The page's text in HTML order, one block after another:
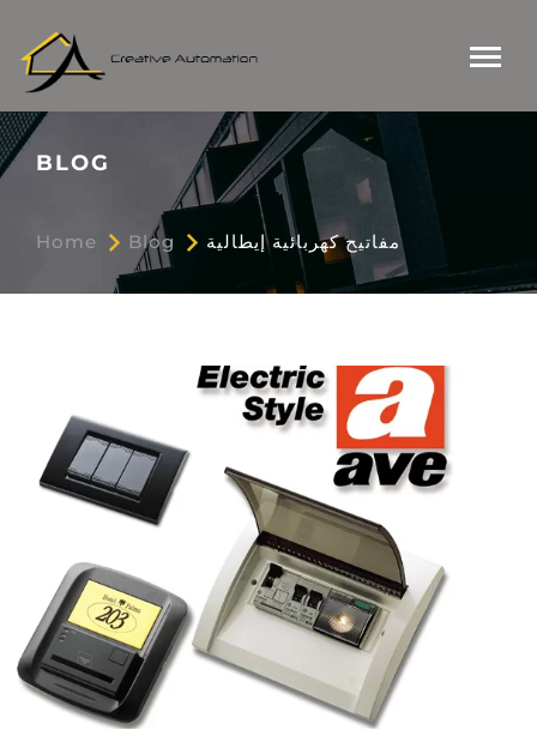
BLOG
Home Blog مفاتيح كهربائية إيطالية